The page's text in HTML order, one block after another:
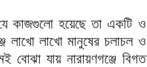
যে কাজগুলো হয়েছে তা একটি ও
লাখো লাখো মানুষের চলাচল ও
বোঝা যায় নারায়ণগঞ্জে বিগত